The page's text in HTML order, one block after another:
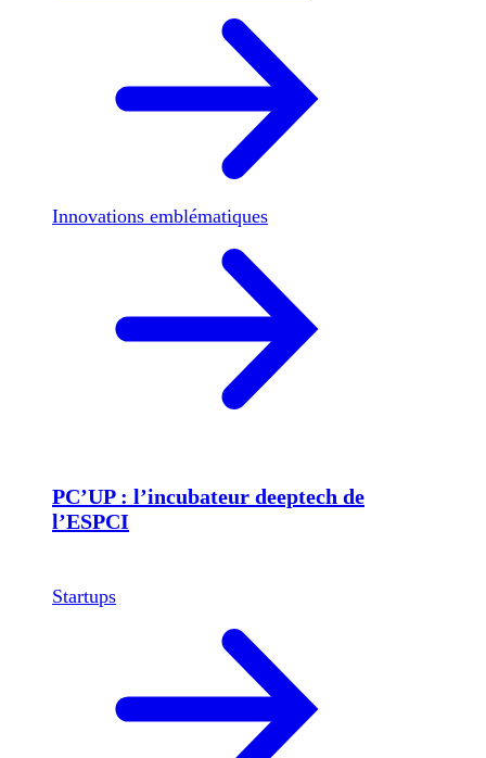
Innovations emblématiques
PC’UP : l’incubateur deeptech de
l’ESPCI
Startups